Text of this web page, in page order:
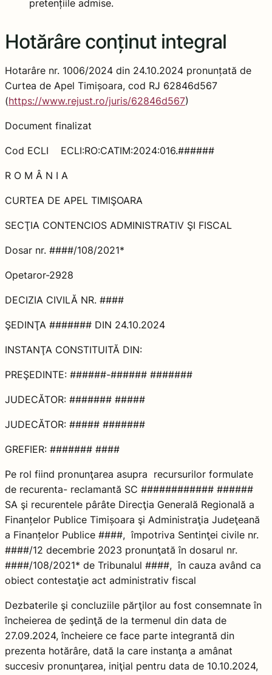
pretențiile admise.
Hotărâre conținut integral
Hotarâre nr. 1006/2024 din 24.10.2024 pronunțată de
Curtea de Apel Timișoara, cod RJ 62846d567
(https://www.rejust.ro/juris/62846d567)
Document finalizat
Cod ECLI ECLI:RO:CATIM:2024:016.######
R O M Â N I A
CURTEA DE APEL TIMIŞOARA
SECŢIA CONTENCIOS ADMINISTRATIV ŞI FISCAL
Dosar nr. ####/108/2021*
Opetaror-2928
DECIZIA CIVILĂ NR. ####
ŞEDINŢA ####### DIN 24.10.2024
INSTANŢA CONSTITUITĂ DIN:
PREŞEDINTE: ######-###### #######
JUDECĂTOR: ####### #####
JUDECĂTOR: ##### #######
GREFIER: ####### ####
Pe rol fiind pronunţarea asupra recursurilor formulate
de recurenta- reclamantă SC ############ ######
SA şi recurentele pârâte Direcţia Generală Regională a
Finanțelor Publice Timișoara şi Administraţia Judeţeană
a Finanțelor Publice ####, împotriva Sentinţei civile nr.
####/12 decembrie 2023 pronunţată în dosarul nr.
####/108/2021* de Tribunalul ####, în cauza având ca
obiect contestaţie act administrativ fiscal
Dezbaterile şi concluziile părţilor au fost consemnate în
încheierea de şedinţă de la termenul din data de
27.09.2024, încheiere ce face parte integrantă din
prezenta hotărâre, dată la care instanţa a amânat
succesiv pronunţarea, iniţial pentru data de 10.10.2024,